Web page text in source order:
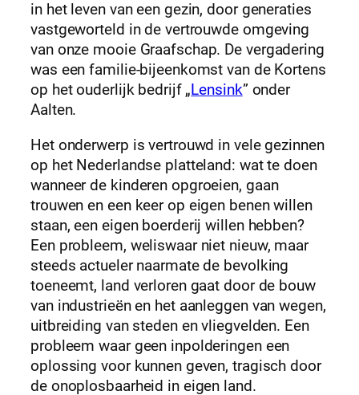
in het leven van een gezin, door generaties
vastgeworteld in de vertrouwde omgeving
van onze mooie Graafschap. De vergadering
was een familie-bijeenkomst van de Kortens
op het ouderlijk bedrijf „Lensink” onder
Aalten.
Het onderwerp is vertrouwd in vele gezinnen
op het Nederlandse platteland: wat te doen
wanneer de kinderen opgroeien, gaan
trouwen en een keer op eigen benen willen
staan, een eigen boerderij willen hebben?
Een probleem, weliswaar niet nieuw, maar
steeds actueler naarmate de bevolking
toeneemt, land verloren gaat door de bouw
van industrieën en het aanleggen van wegen,
uitbreiding van steden en vliegvelden. Een
probleem waar geen inpolderingen een
oplossing voor kunnen geven, tragisch door
de onoplosbaarheid in eigen land.